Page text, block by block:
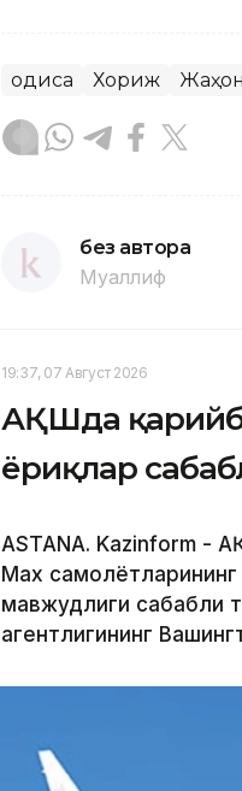
Ҳодиса Хориж
без автора
Муаллиф
19:37, 07 Август 2026
АҚШда қарийб
ёриқлар
ASTANA. Kazinform -
Max
мавжудлиги сабабли
агентлигининг